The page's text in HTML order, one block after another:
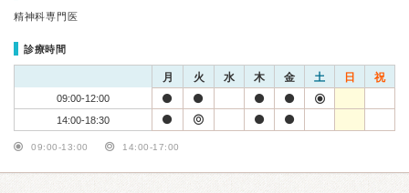
精神科専門医
診療時間
月 火 水 木 金 土 日 祝
09:00-12:00
14:00-18:30
09:00-13:00 14:00-17:00